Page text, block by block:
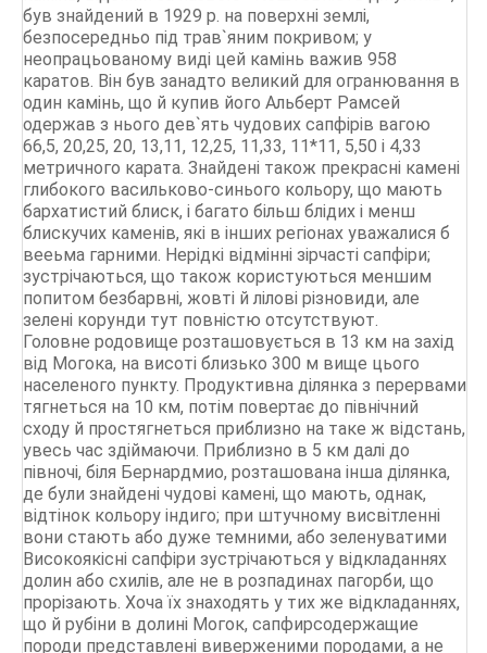
був знайдений в 1929 р. на поверхні землі,
безпосередньо під трав`яним покривом; у
неопрацьованому виді цей камінь важив 958
каратов. Він був занадто великий для огранювання в
один камінь, що й купив його Альберт Рамсей
одержав з нього дев`ять чудових сапфірів вагою
66,5, 20,25, 20, 13,11, 12,25, 11,33, 11*11, 5,50 і 4,33
метричного карата. Знайдені також прекрасні камені
глибокого васильково-синього кольору, що мають
бархатистий блиск, і багато більш блідих і менш
блискучих каменів, які в інших регіонах уважалися б
вееьма гарними. Нерідкі відмінні зірчасті сапфіри;
зустрічаються, що також користуються меншим
попитом безбарвні, жовті й лілові різновиди, але
зелені корунди тут повністю отсутствуют.
Головне родовище розташовується в 13 км на захід
від Могока, на висоті близько 300 м вище цього
населеного пункту. Продуктивна ділянка з перервами
тягнеться на 10 км, потім повертає до північний
сходу й простягнеться приблизно на таке ж відстань,
увесь час здіймаючи. Приблизно в 5 км далі до
півночі, біля Бернардмио, розташована інша ділянка,
де були знайдені чудові камені, що мають, однак,
відтінок кольору індиго; при штучному висвітленні
вони стають або дуже темними, або зеленуватими
Високоякісні сапфіри зустрічаються у відкладаннях
долин або схилів, але не в розпадинах пагорби, що
прорізають. Хоча їх знаходять у тих же відкладаннях,
що й рубіни в долині Могок, сапфирсодержащие
породи представлені виверженими породами, а не